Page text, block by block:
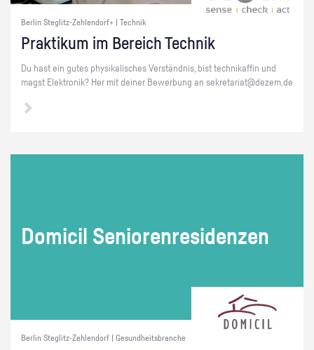
Berlin Steglitz-Zehlendorf+ | Technik
Prak­ti­kum im Be­reich Tech­nik
Du hast ein gutes phy­si­ka­li­sches Ver­ständ­nis, bist tech­ni­kaf­fin und
magst Elek­tro­nik? Her mit dei­ner Be­wer­bung an se­kre­ta­ri­at@​dezem.​de
Do­mi­cil Se­nio­ren­re­si­den­zen
Berlin Steglitz-Zehlendorf | Gesundheitsbranche